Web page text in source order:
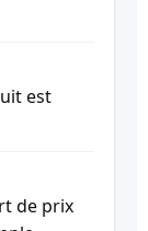
est
de prix